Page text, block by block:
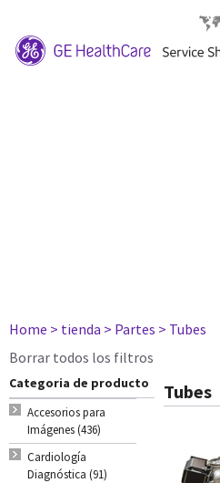
Home > tienda > Partes > Tubes
Borrar todos los filtros
Categoria de producto
Accesorios para
Imágenes (436)
Cardiología
Diagnóstica (91)
Tubes